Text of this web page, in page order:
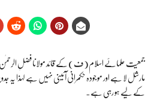
جمعیت علمائے اسلام(ف) کے قائد مولانا فضل
مارشل لا ہے اور موجودہ حکمرانی آئینی نہیں ہے لہٰذا یہ
کے لیے ہو رہی ہے۔